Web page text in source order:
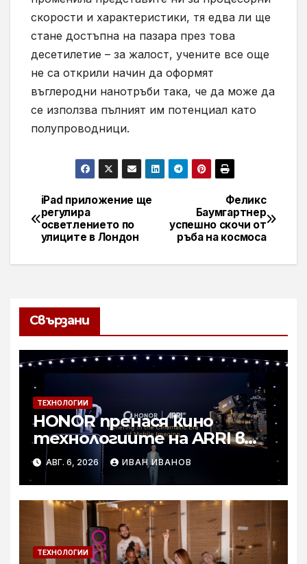
скорости и характеристики, тя едва ли ще
стане достъпна на пазара през това
десетилетие – за жалост, учените все още
не са открили начин да оформят
въглеродни нанотръби така, че да може да
се използва пълният им потенциал като
полупроводници.
Навигация
Феликс
Баумгартнер
успешно скочи от
ръба на космоса
iPad приложение ще
регулира
осветлението по
улиците в Лондон
Свързани
ТЕХНОЛОГИИ
HONOR пренася кино
технологиите на ARRI в
мобилното творчество на
събитието Imaging
Technology Launch
АВГ. 6, 2026 ИВАН ИВАНОВ
ТЕХНОЛОГИИ